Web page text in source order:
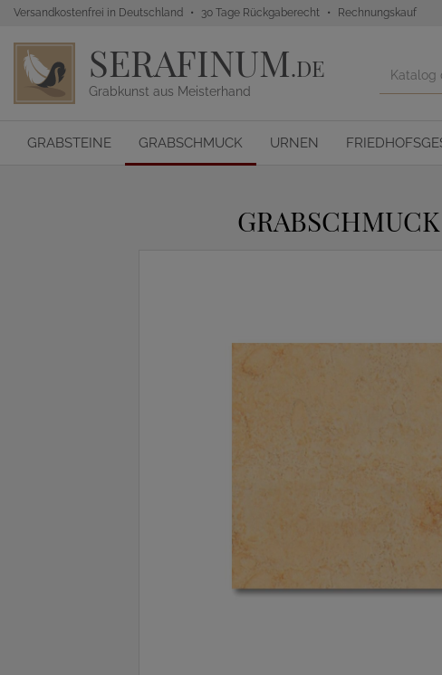
Versandkostenfrei in Deutschland 30 Tage Rückgaberecht Rechnungskauf
SERAFINUM.DE
Grabkunst aus Meisterhand
GRABSTEINE GRABSCHMUCK URNEN